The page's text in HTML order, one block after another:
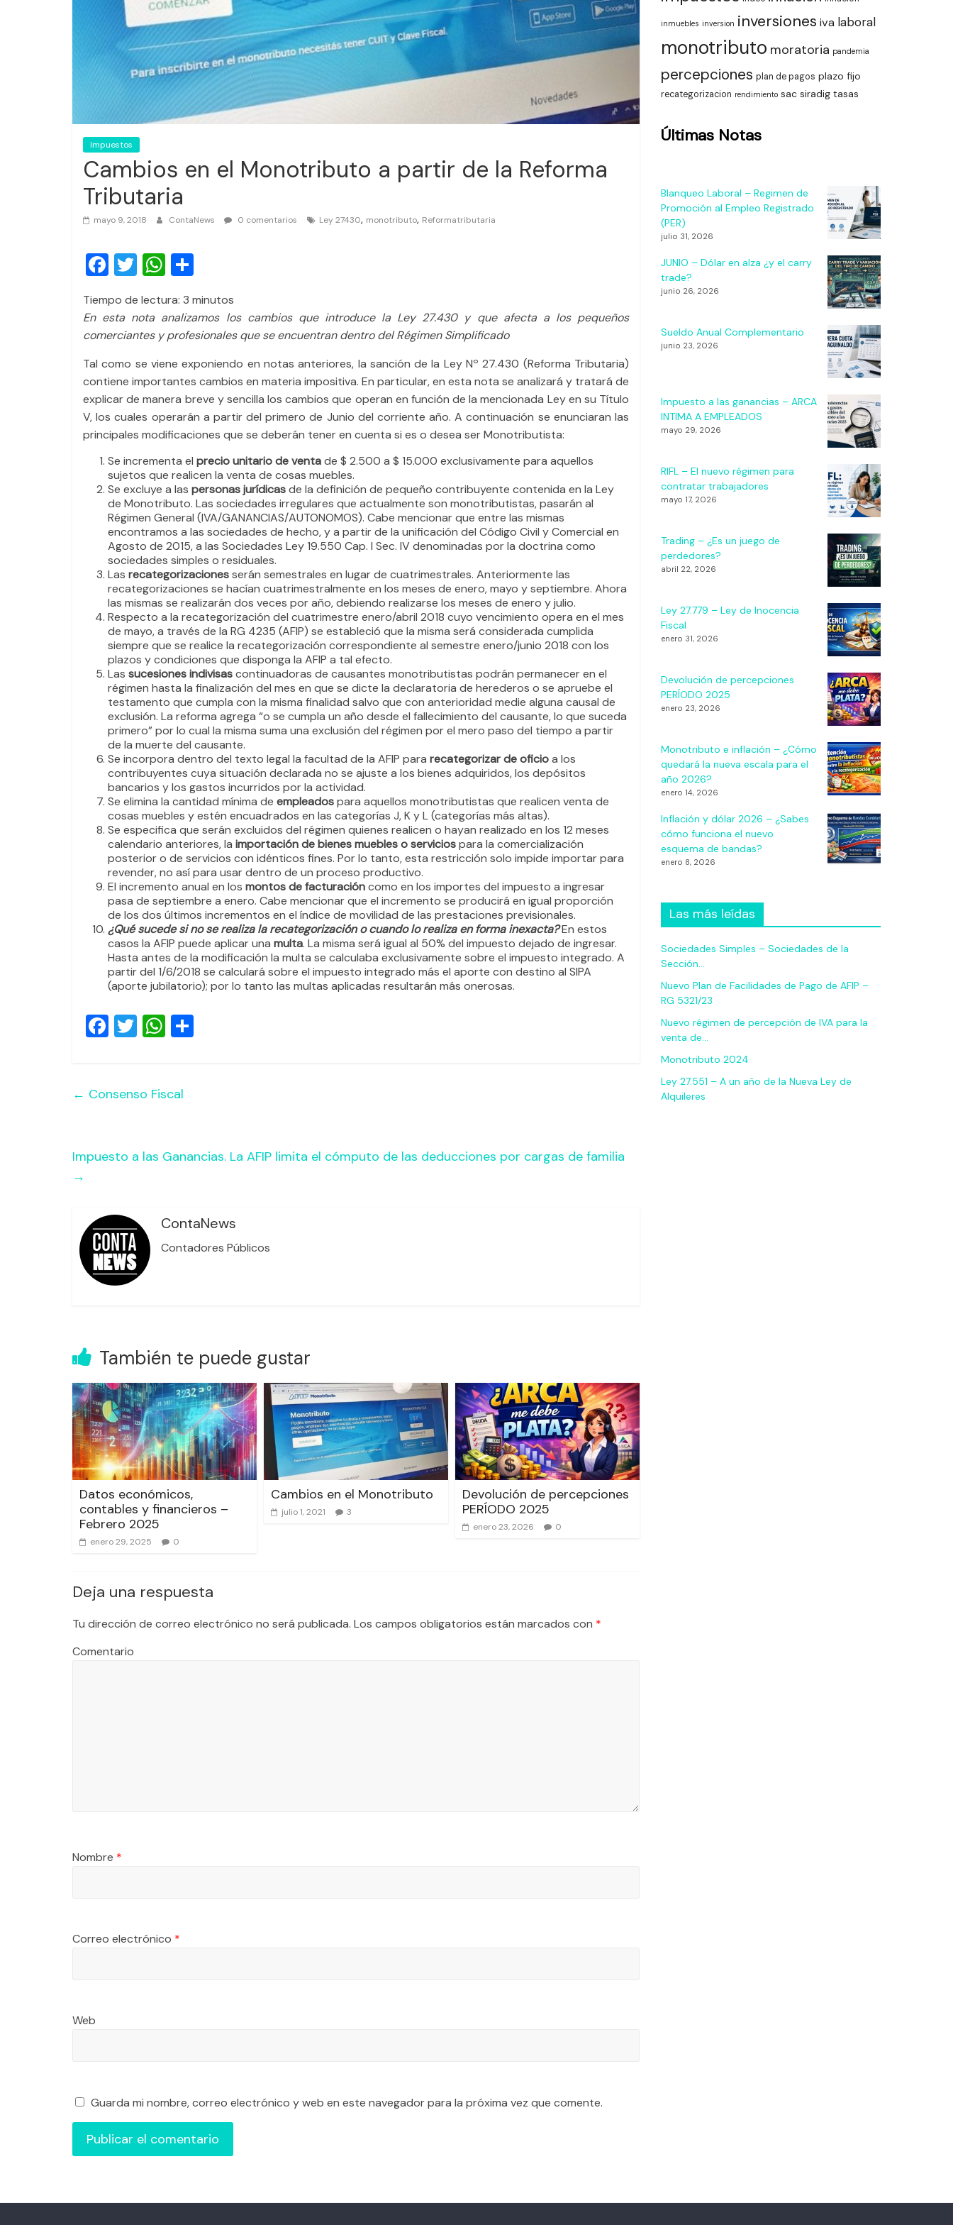
Impuestos
Cambios en el Monotributo a partir de la Reforma
Tributaria
mayo 9, 2018 ContaNews 0 comentarios Ley 27430, monotributo, Reformatributaria
F
c
e
b
o
o
k
T
tt
er
W
at
s
A
p
p
m
p
ar
tir
Tiempo de lectura: 3 minutos
En esta nota analizamos los cambios que introduce la Ley 27.430 y que afecta a los pequeños
comerciantes y profesionales que se encuentran dentro del Régimen Simplificado
Tal como se viene exponiendo en notas anteriores, la sanción de la Ley Nº 27.430 (Reforma Tributaria)
contiene importantes cambios en materia impositiva. En particular, en esta nota se analizará y tratará de
explicar de manera breve y sencilla los cambios que operan en función de la mencionada Ley en su Título
V, los cuales operarán a partir del primero de Junio del corriente año. A continuación se enunciaran las
principales modificaciones que se deberán tener en cuenta si es o desea ser Monotributista:
Se incrementa el precio unitario de ventade $ 2.500 a $ 15.000 exclusivamente para aquellos
sujetos que realicen la venta de cosas muebles.
Se excluye a las personas jurídicasde la definición de pequeño contribuyente contenida en la Ley
de Monotributo. Las sociedades irregulares que actualmente son monotributistas, pasarán al
Régimen General (IVA/GANANCIAS/AUTONOMOS). Cabe mencionar que entre las mismas
encontramos a las sociedades de hecho, y a partir de la unificación del Código Civil y Comercial en
Agosto de 2015, a las Sociedades Ley 19.550 Cap. I Sec. IV denominadas por la doctrina como
sociedades simples o residuales.
Las recategorizacionesserán semestrales en lugar de cuatrimestrales. Anteriormente las
recategorizaciones se hacían cuatrimestralmente en los meses de enero, mayo y septiembre. Ahora
las mismas se realizarán dos veces por año, debiendo realizarse los meses de enero y julio.
Respecto a la recategorización del cuatrimestre enero/abril 2018 cuyo vencimiento opera en el mes
de mayo, a través de la RG 4235 (AFIP) se estableció que la misma será considerada cumplida
siempre que se realice la recategorización correspondiente al semestre enero/junio 2018 con los
plazos y condiciones que disponga la AFIP a tal efecto.
Las sucesiones indivisascontinuadoras de causantes monotributistas podrán permanecer en el
régimen hasta la finalización del mes en que se dicte la declaratoria de herederos o se apruebe el
testamento que cumpla con la misma finalidad salvo que con anterioridad medie alguna causal de
exclusión. La reforma agrega “o se cumpla un año desde el fallecimiento del causante, lo que suceda
primero” por lo cual la misma suma una exclusión del régimen por el mero paso del tiempo a partir
de la muerte del causante.
Se incorpora dentro del texto legal la facultad de la AFIP para recategorizar de oficioa los
contribuyentes cuya situación declarada no se ajuste a los bienes adquiridos, los depósitos
bancarios y los gastos incurridos por la actividad.
Se elimina la cantidad mínima de empleadospara aquellos monotributistas que realicen venta de
cosas muebles y estén encuadrados en las categorías J, K y L (categorías más altas).
Se especifica que serán excluidos del régimen quienes realicen o hayan realizado en los 12 meses
calendario anteriores, la importación de bienes muebles o serviciospara la comercialización
posterior o de servicios con idénticos fines. Por lo tanto, esta restricción solo impide importar para
revender, no así para usar dentro de un proceso productivo.
El incremento anual en los montos de facturacióncomo en los importes del impuesto a ingresar
pasa de septiembre a enero. Cabe mencionar que el incremento se producirá en igual proporción
de los dos últimos incrementos en el índice de movilidad de las prestaciones previsionales.
¿Qué sucede si no se realiza la recategorización o cuando lo realiza en forma inexacta?En estos
casos la AFIP puede aplicar una multa. La misma será igual al 50% del impuesto dejado de ingresar.
Hasta antes de la modificación la multa se calculaba exclusivamente sobre el impuesto integrado. A
partir del 1/6/2018 se calculará sobre el impuesto integrado más el aporte con destino al SIPA
(aporte jubilatorio); por lo tanto las multas aplicadas resultarán más onerosas.
F
e
o
T
er
W
s
p
← Consenso Fiscal
Impuesto a las Ganancias. La AFIP limita el cómputo de las deducciones por cargas de familia
→
ContaNews
Contadores Públicos
También te puede gustar
Datos económicos,
contables y financieros –
Febrero 2025
enero 29, 2025 0
Cambios en el Monotributo
julio 1, 2021 3
Devolución de percepciones
PERÍODO 2025
enero 23, 2026 0
Deja una respuesta
Tu dirección de correo electrónico no será publicada. Los campos obligatorios están marcados con *
Comentario
Nombre *
Correo electrónico *
Web
Guarda mi nombre, correo electrónico y web en este navegador para la próxima vez que comente.
inmuebles inversion inversiones iva laboral
monotributo moratoria pandemia
percepciones plan de pagos plazo fijo
recategorizacion rendimiento sac siradig tasas
Últimas Notas
Blanqueo Laboral – Regimen de
Promoción al Empleo Registrado
(PER)
julio 31, 2026
JUNIO – Dólar en alza ¿y el carry
trade?
junio 26, 2026
Sueldo Anual Complementario
junio 23, 2026
Impuesto a las ganancias – ARCA
INTIMA A EMPLEADOS
mayo 29, 2026
RIFL – El nuevo régimen para
contratar trabajadores
mayo 17, 2026
Trading – ¿Es un juego de
perdedores?
abril 22, 2026
Ley 27.779 – Ley de Inocencia
Fiscal
enero 31, 2026
Devolución de percepciones
PERÍODO 2025
enero 23, 2026
Monotributo e inflación – ¿Cómo
quedará la nueva escala para el
año 2026?
enero 14, 2026
Inflación y dólar 2026 – ¿Sabes
cómo funciona el nuevo
esquema de bandas?
enero 8, 2026
Las más leídas
Sociedades Simples – Sociedades de la
Sección…
Nuevo Plan de Facilidades de Pago de AFIP –
RG 5321/23
Nuevo régimen de percepción de IVA para la
venta de…
Monotributo 2024
Ley 27.551 – A un año de la Nueva Ley de
Alquileres